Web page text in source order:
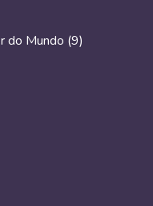
do Mundo (9)